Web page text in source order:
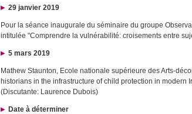
29 janvier 2019
Pour la séance inaugurale du séminaire du groupe
intitulée "Comprendre la vulnérabilité: croisements entre
5 mars 2019
Mathew Staunton, Ecole nationale supérieure des Arts-
historians in the infrastructure of child protection in modern
(Discutante: Laurence Dubois)
Date à déterminer